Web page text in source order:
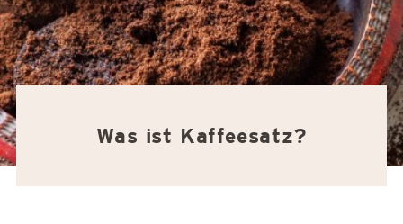
Was ist Kaffeesatz?